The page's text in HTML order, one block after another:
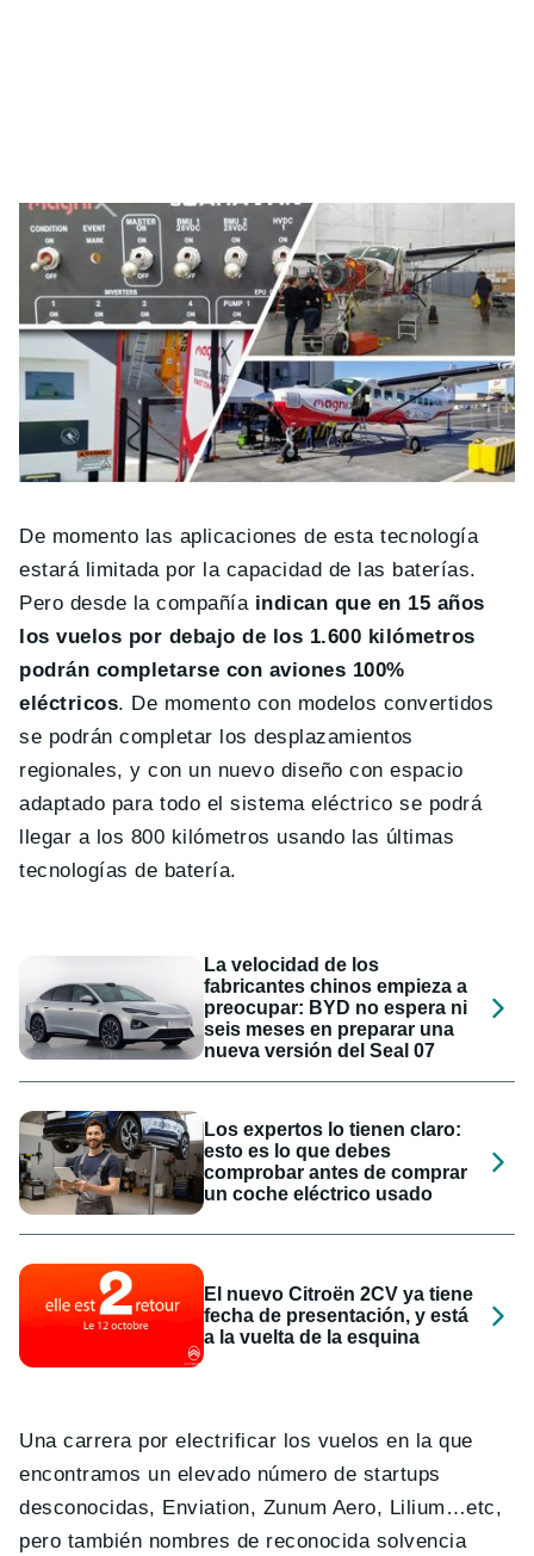
De momento las aplicaciones de esta tecnología
estará limitada por la capacidad de las baterías.
Pero desde la compañía indican que en 15 años
los vuelos por debajo de los 1.600 kilómetros
podrán completarse con aviones 100%
eléctricos. De momento con modelos convertidos
se podrán completar los desplazamientos
regionales, y con un nuevo diseño con espacio
adaptado para todo el sistema eléctrico se podrá
llegar a los 800 kilómetros usando las últimas
tecnologías de batería.
La velocidad de los
fabricantes chinos empieza a
preocupar: BYD no espera ni
seis meses en preparar una
nueva versión del Seal 07
Los expertos lo tienen claro:
esto es lo que debes
comprobar antes de comprar
un coche eléctrico usado
El nuevo Citroën 2CV ya tiene
fecha de presentación, y está
a la vuelta de la esquina
Una carrera por electrificar los vuelos en la que
encontramos un elevado número de startups
desconocidas, Enviation, Zunum Aero, Lilium…etc,
pero también nombres de reconocida solvencia